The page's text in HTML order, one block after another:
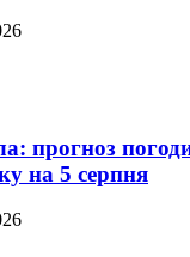
прогноз
на 5 серпня